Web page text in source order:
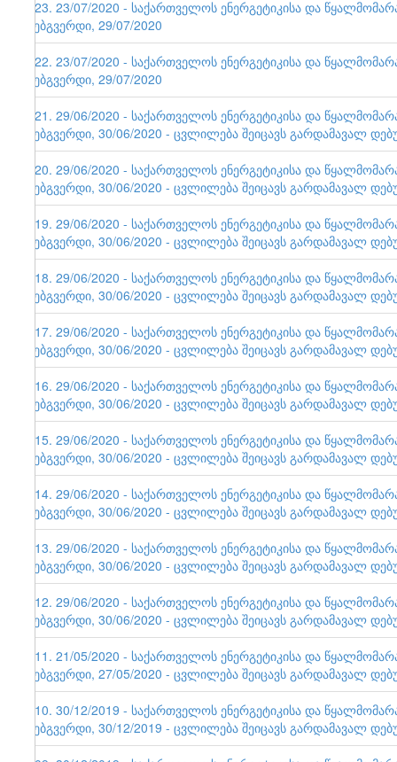
123. 23/07/2020 - საქართველოს ენერგეტიკისა და
ვებგვერდი, 29/07/2020
122. 23/07/2020 - საქართველოს ენერგეტიკისა და
ვებგვერდი, 29/07/2020
121. 29/06/2020 - საქართველოს ენერგეტიკისა და
ვებგვერდი, 30/06/2020 - ცვლილება შეიცავს გარდამავალ
120. 29/06/2020 - საქართველოს ენერგეტიკისა და
ვებგვერდი, 30/06/2020 - ცვლილება შეიცავს გარდამავალ
119. 29/06/2020 - საქართველოს ენერგეტიკისა და
ვებგვერდი, 30/06/2020 - ცვლილება შეიცავს გარდამავალ
118. 29/06/2020 - საქართველოს ენერგეტიკისა და
ვებგვერდი, 30/06/2020 - ცვლილება შეიცავს გარდამავალ
117. 29/06/2020 - საქართველოს ენერგეტიკისა და
ვებგვერდი, 30/06/2020 - ცვლილება შეიცავს გარდამავალ
116. 29/06/2020 - საქართველოს ენერგეტიკისა და
ვებგვერდი, 30/06/2020 - ცვლილება შეიცავს გარდამავალ
115. 29/06/2020 - საქართველოს ენერგეტიკისა და
ვებგვერდი, 30/06/2020 - ცვლილება შეიცავს გარდამავალ
114. 29/06/2020 - საქართველოს ენერგეტიკისა და
ვებგვერდი, 30/06/2020 - ცვლილება შეიცავს გარდამავალ
113. 29/06/2020 - საქართველოს ენერგეტიკისა და
ვებგვერდი, 30/06/2020 - ცვლილება შეიცავს გარდამავალ
112. 29/06/2020 - საქართველოს ენერგეტიკისა და
ვებგვერდი, 30/06/2020 - ცვლილება შეიცავს გარდამავალ
111. 21/05/2020 - საქართველოს ენერგეტიკისა და
ვებგვერდი, 27/05/2020 - ცვლილება შეიცავს გარდამავალ
110. 30/12/2019 - საქართველოს ენერგეტიკისა და
ვებგვერდი, 30/12/2019 - ცვლილება შეიცავს გარდამავალ